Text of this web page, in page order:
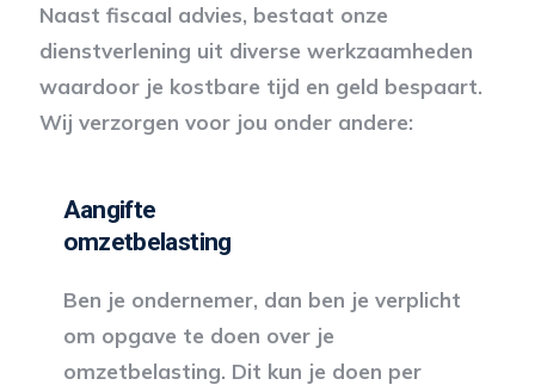
Naast fiscaal advies, bestaat onze
dienstverlening uit diverse werkzaamheden
waardoor je kostbare tijd en geld bespaart.
Wij verzorgen voor jou onder andere:
Aangifte
omzetbelasting
Ben je ondernemer, dan ben je verplicht
om opgave te doen over je
omzetbelasting. Dit kun je doen per